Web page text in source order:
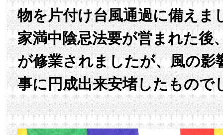
物を片付け台風通過に備えま
家満中陰忌法要が営まれた後
が修業されましたが、風の影
事に円成出来安堵したもので